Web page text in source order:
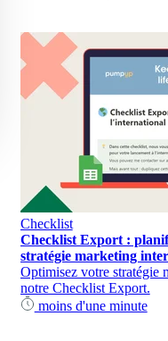
Checklist
Checklist Export :
stratégie marketing
Optimisez votre stratégie
notre Checklist Export.
moins d'une minute